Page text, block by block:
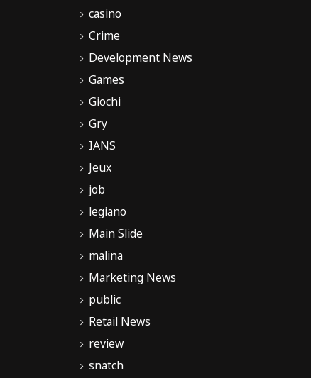
casino
Crime
Development News
Games
Giochi
Gry
IANS
Jeux
job
legiano
Main Slide
malina
Marketing News
public
Retail News
review
snatch